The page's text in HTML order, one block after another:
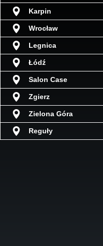
Karpin
Wrocław
Legnica
Łódź
Salon Case
Zgierz
Zielona Góra
Reguły